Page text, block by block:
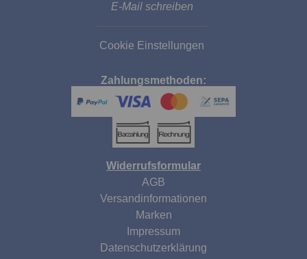
E-Mail schreiben
Cookie Einstellungen
Zahlungsmethoden:
Widerrufsformular
AGB
Versandinformationen
Marken
Impressum
Datenschutzerklärung